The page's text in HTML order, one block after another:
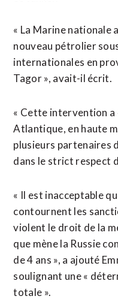
« La Marine nationale
nouveau pétrolier
internationales en
Tagor », avait-il écrit.
« Cette intervention
Atlantique, en haute
plusieurs partenaires
dans le strict respect
« Il est inacceptable
contournent les
violent le droit de la
que mène la Russie
de 4 ans », a ajouté
soulignant une «
totale ».